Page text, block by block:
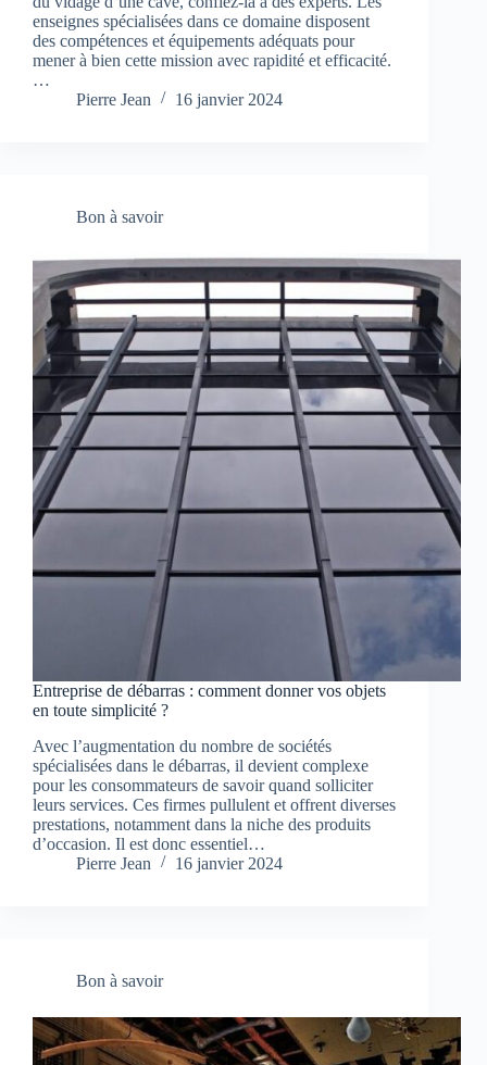
enseignes spécialisées dans ce domaine disposent
des compétences et équipements adéquats pour
mener à bien cette mission avec rapidité et efficacité.
…
Pierre Jean
16 janvier 2024
Bon à savoir
Entreprise de débarras : comment donner vos objets
en toute simplicité ?
Avec l’augmentation du nombre de sociétés
spécialisées dans le débarras, il devient complexe
pour les consommateurs de savoir quand solliciter
leurs services. Ces firmes pullulent et offrent diverses
prestations, notamment dans la niche des produits
d’occasion. Il est donc essentiel…
Pierre Jean
16 janvier 2024
Bon à savoir